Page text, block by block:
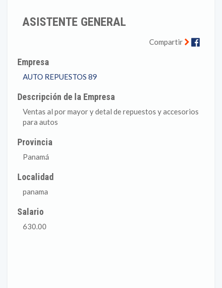
ASISTENTE GENERAL
Compartir
Empresa
AUTO REPUESTOS 89
Descripción de la Empresa
Ventas al por mayor y detal de repuestos y accesorios
para autos
Provincia
Panamá
Localidad
panama
Salario
630.00